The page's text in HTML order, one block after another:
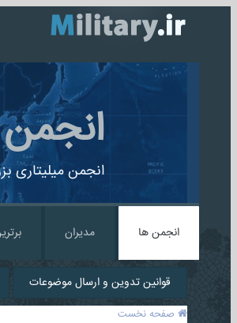
انجمن میلیتاری
انجمن ها مدیران
قوانین تدوین و ارسال موضوعات
صفحه نخست